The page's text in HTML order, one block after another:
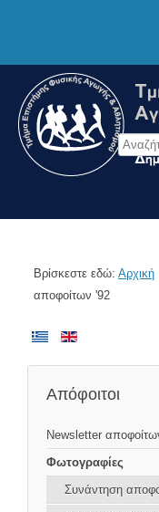
Βρίσκεστε εδώ: Αρχική
αποφοίτων '92
Απόφοιτοι
Newsletter
Φωτογραφίες
Συνάντηση